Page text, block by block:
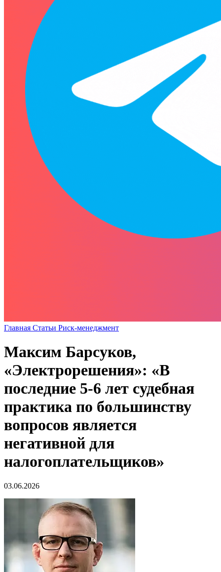
Главная Статьи Риск-менеджмент
Максим Барсуков,
«Электрорешения»: «В
последние 5-6 лет судебная
практика по большинству
вопросов является
негативной для
налогоплательщиков»
03.06.2026